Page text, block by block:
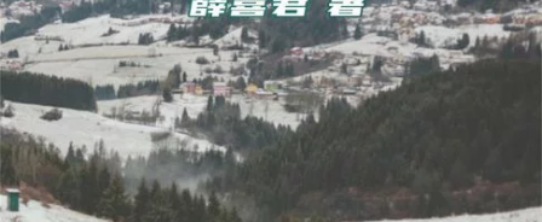
女裝 男裝 化妝保養 情趣用品
日本購物 電子/紙本書
HOT